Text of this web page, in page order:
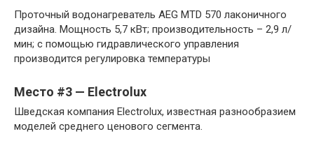
Проточный водонагреватель AEG MTD 570 лаконичного
дизайна. Мощность 5,7 кВт; производительность – 2,9 л/
мин; с помощью гидравлического управления
производится регулировка температуры
Место #3 — Electrolux
Шведская компания Electrolux, известная разнообразием
моделей среднего ценового сегмента.